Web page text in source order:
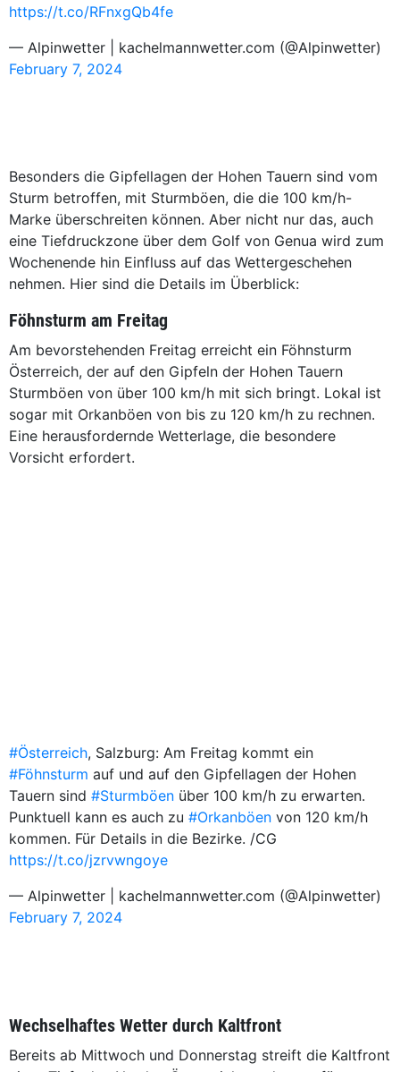
https://t.co/RFnxgQb4fe
— Alpinwetter | kachelmannwetter.com (@Alpinwetter)
February 7, 2024
Besonders die Gipfellagen der Hohen Tauern sind vom
Sturm betroffen, mit Sturmböen, die die 100 km/h-
Marke überschreiten können. Aber nicht nur das, auch
eine Tiefdruckzone über dem Golf von Genua wird zum
Wochenende hin Einfluss auf das Wettergeschehen
nehmen. Hier sind die Details im Überblick:
Föhnsturm am Freitag
Am bevorstehenden Freitag erreicht ein Föhnsturm
Österreich, der auf den Gipfeln der Hohen Tauern
Sturmböen von über 100 km/h mit sich bringt. Lokal ist
sogar mit Orkanböen von bis zu 120 km/h zu rechnen.
Eine herausfordernde Wetterlage, die besondere
Vorsicht erfordert.
#Österreich, Salzburg: Am Freitag kommt ein
#Föhnsturm auf und auf den Gipfellagen der Hohen
Tauern sind #Sturmböen über 100 km/h zu erwarten.
Punktuell kann es auch zu #Orkanböen von 120 km/h
kommen. Für Details in die Bezirke. /CG
https://t.co/jzrvwngoye
— Alpinwetter | kachelmannwetter.com (@Alpinwetter)
February 7, 2024
Wechselhaftes Wetter durch Kaltfront
Bereits ab Mittwoch und Donnerstag streift die Kaltfront